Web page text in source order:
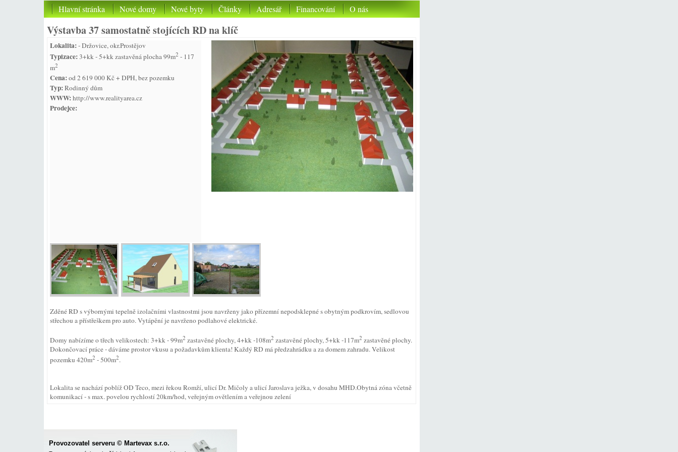
Hlavní stránka Nové domy Nové byty Články Adresář Financování O nás
Výstavba 37 samostatně stojících RD na klíč
Lokalita:- Držovice, okr.Prostějov
Typizace:3+kk - 5+kk zastavěná plocha 99m2 - 117
m2
Cena:od 2 619 000 Kč + DPH, bez pozemku
Typ:Rodinný dům
WWW:http://www.realityarea.cz
Prodejce:
Zděné RD s výbornými tepelně izolačními vlastnostmi jsou navrženy jako přízemní nepodsklepné s obytným podkrovím, sedlovou
střechou a přístřeškem pro auto. Vytápění je navrženo podlahové elektrické.
Domy nabízíme o třech velikostech: 3+kk - 99m2 zastavěné plochy, 4+kk -108m2 zastavěné plochy, 5+kk -117m2 zastavěné plochy.
Dokončovací práce - dáváme prostor vkusu a požadavkům klienta! Každý RD má předzahrádku a za domem zahradu. Velikost
pozemku 420m2 - 500m2.
Lokalita se nachází poblíž OD Teco, mezi řekou Romží, ulicí Dr. Mičoly a ulicí Jaroslava ježka, v dosahu MHD.Obytná zóna včetně
komunikací - s max. povelou rychlostí 20km/hod, veřejným ovětlením a veřejnou zelení
Provozovatel serveru © Martevax s.r.o.